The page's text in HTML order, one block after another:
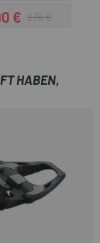
Preis
€
Regulärer Preis
275 €
HABEN,